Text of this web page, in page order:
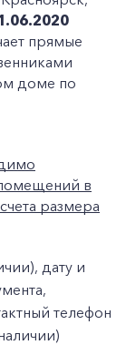
прямые
доме по
в
размера
дату и
телефон